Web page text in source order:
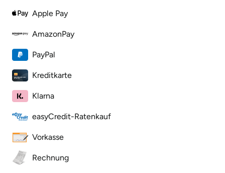
Apple Pay
AmazonPay
PayPal
Kreditkarte
Klarna
easyCredit-Ratenkauf
Vorkasse
Rechnung